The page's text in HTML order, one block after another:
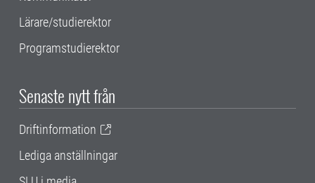
Lärare/studierektor
Programstudierektor
Senaste nytt från
Driftinformation
Lediga anställningar